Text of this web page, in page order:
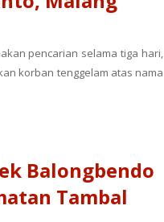
pencarian selama tiga hari,
korban tenggelam atas nama
Balongbendo
Tambal